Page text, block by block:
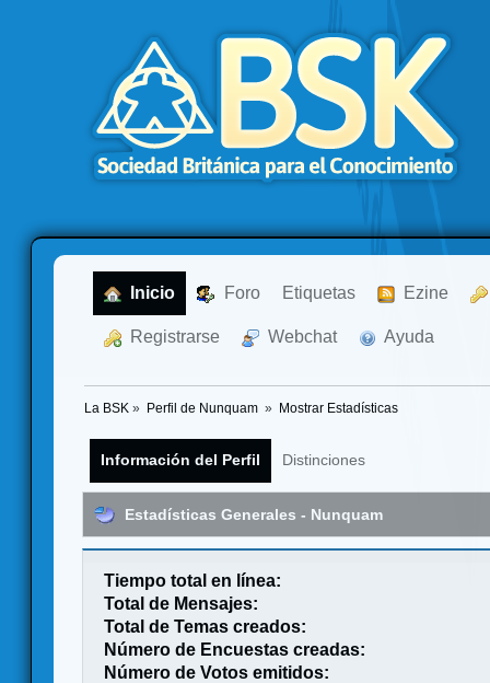
Inicio Foro Etiquetas Ezine
Registrarse Webchat Ayuda
La BSK » Perfil de Nunquam » Mostrar Estadísticas
Información del Perfil Distinciones
Estadísticas Generales - Nunquam
Tiempo total en línea:
Total de Mensajes:
Total de Temas creados:
Número de Encuestas creadas:
Número de Votos emitidos: